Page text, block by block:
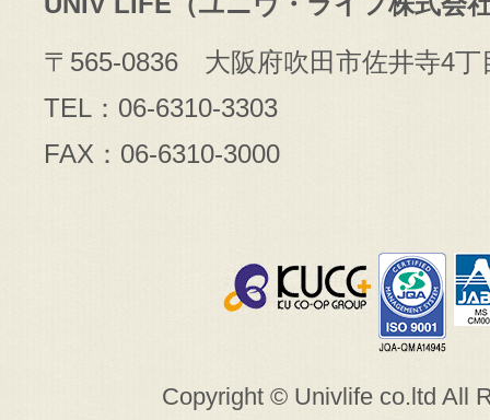
Copyright © Univlife co.ltd All
〒565-0836 大阪府吹田市佐井寺4丁
TEL：06-6310-3303
FAX：06-6310-3000